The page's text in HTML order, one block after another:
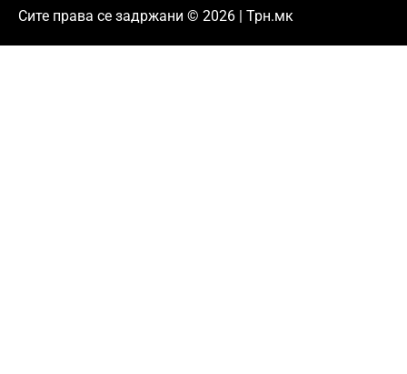
Сите права се задржани © 2026 | Трн.мк